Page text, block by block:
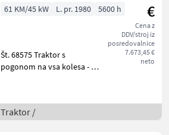
€
Cena z
DDV/stroj iz
posredovalnice
7.673,45 €
neto
61 KM/45 kW L. pr. 1980 5600 h
Št. 68575 Traktor s
pogonom na vsa kolesa - z
zamenjan pri 5000 delovnih
urah - letnik izdelave 1986 –
Traktor /